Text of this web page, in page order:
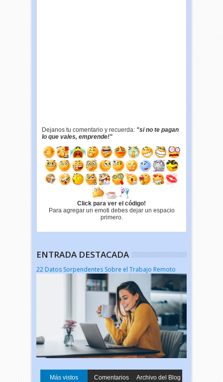
Dejanos tu comentario y recuerda: "si no te pagan
lo que vales, emprende!"
Click para ver el código!
Para agregar un emoti debes dejar un espacio
primero.
ENTRADA DESTACADA
22 Datos Sorpendentes Sobre el Trabajo Remoto
Más vistos Comentarios Archivo del Blog